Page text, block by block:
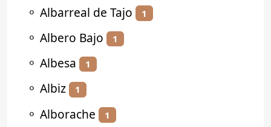
⚬ Albarreal de Tajo 1
⚬ Albero Bajo 1
⚬ Albesa 1
⚬ Albiz 1
⚬ Alborache 1